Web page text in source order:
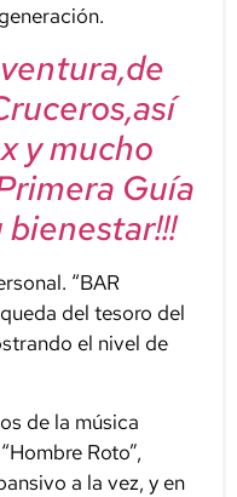
y mucho
Guía
“BAR
del tesoro del
el nivel de
de la música
Roto”,
a la vez, y en